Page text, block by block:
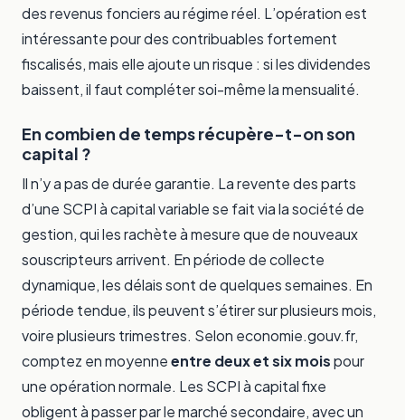
des revenus fonciers au régime réel. L’opération est
intéressante pour des contribuables fortement
fiscalisés, mais elle ajoute un risque : si les dividendes
baissent, il faut compléter soi-même la mensualité.
En combien de temps récupère-t-on son
capital ?
Il n’y a pas de durée garantie. La revente des parts
d’une SCPI à capital variable se fait via la société de
gestion, qui les rachète à mesure que de nouveaux
souscripteurs arrivent. En période de collecte
dynamique, les délais sont de quelques semaines. En
période tendue, ils peuvent s’étirer sur plusieurs mois,
voire plusieurs trimestres. Selon economie.gouv.fr,
comptez en moyenneentre deux et six moispour
une opération normale. Les SCPI à capital fixe
obligent à passer par le marché secondaire, avec un